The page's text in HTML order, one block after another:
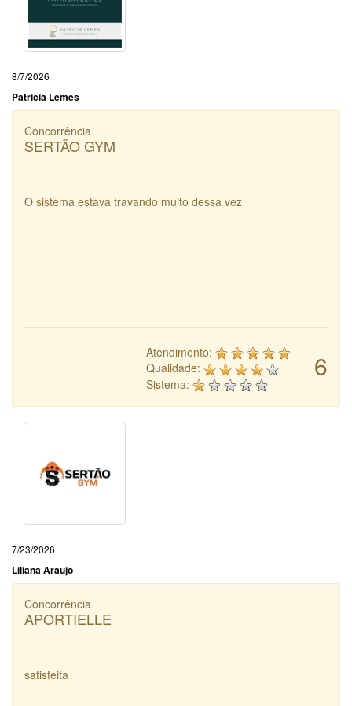
8/7/2026
Patricia Lemes
Concorrência
SERTÃO GYM
O sistema estava travando muito dessa vez
6
Atendimento:
Qualidade:
Sistema:
7/23/2026
Liliana Araujo
Concorrência
APORTIELLE
satisfeita